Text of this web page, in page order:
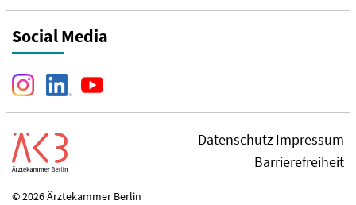
Social Media
DatenschutzImpressum
Barrierefreiheit
© 2026 Ärztekammer Berlin